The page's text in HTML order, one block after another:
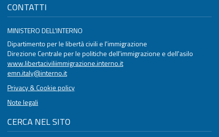
CONTATTI
MINISTERO DELL'INTERNO
Dipartimento per le libertà civili e l'immigrazione
Direzione Centrale per le politiche dell'immigrazione e dell'asilo
www.libertaciviliimmigrazione.interno.it
emn.italy@interno.it
Privacy & Cookie policy
Note legali
CERCA NEL SITO